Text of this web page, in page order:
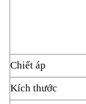
Chiết áp
Kích thước